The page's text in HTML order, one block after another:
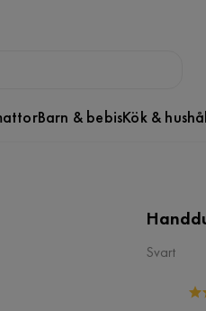
Barn & bebisKök &
Svart